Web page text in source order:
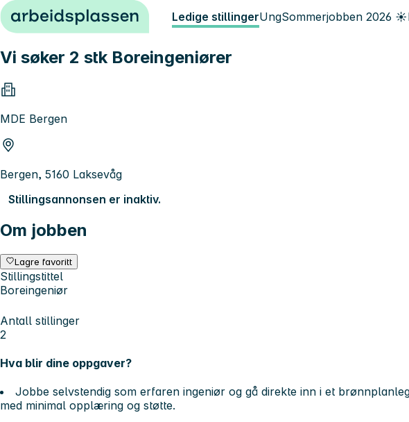
Hopp til innhold Ledige stillingerUngSommerjobben 2026 ☀️
Vi søker 2 stk Boreingeniører
MDE Bergen
Bergen, 5160 Laksevåg
Stillingsannonsen er inaktiv.
Om jobben
Lagre favoritt
Stillingstittel
Boreingeniør
Antall stillinger
2
Hva blir dine oppgaver?
Jobbe selvstendig som erfaren ingeniør og gå direkte inn i et
med minimal opplæring og støtte.